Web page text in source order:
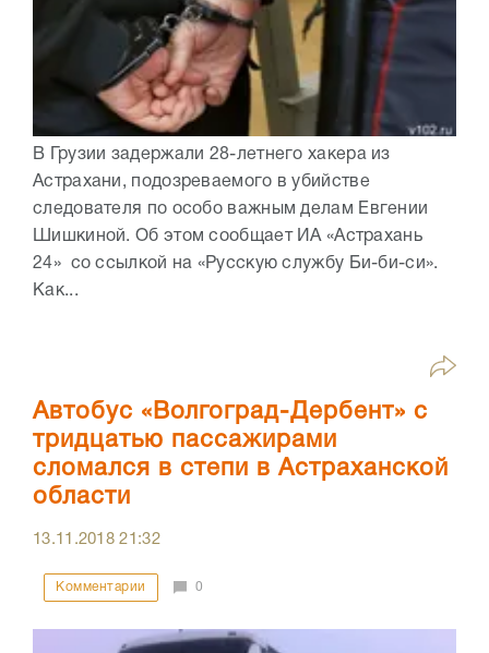
В Грузии задержали 28-летнего хакера из
Астрахани, подозреваемого в убийстве
следователя по особо важным делам Евгении
Шишкиной. Об этом сообщает ИА «Астрахань
24» со ссылкой на «Русскую службу Би-би-си».
Как...
Автобус «Волгоград-Дербент» с
тридцатью пассажирами
сломался в степи в Астраханской
области
13.11.201821:32
Комментарии 0